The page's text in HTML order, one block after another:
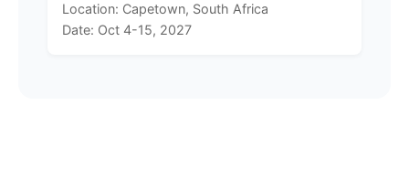
Location: Capetown, South Africa
Date: Oct 4-15, 2027